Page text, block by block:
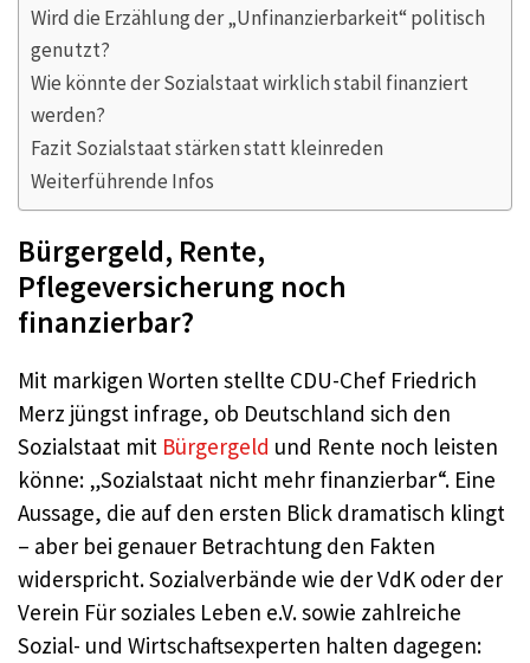
Wird die Erzählung der „Unfinanzierbarkeit“ politisch
genutzt?
Wie könnte der Sozialstaat wirklich stabil finanziert
werden?
Fazit Sozialstaat stärken statt kleinreden
Weiterführende Infos
Bürgergeld, Rente,
Pflegeversicherung noch
finanzierbar?
Mit markigen Worten stellte CDU-Chef Friedrich
Merz jüngst infrage, ob Deutschland sich den
Sozialstaat mit Bürgergeld und Rente noch leisten
könne: „Sozialstaat nicht mehr finanzierbar“. Eine
Aussage, die auf den ersten Blick dramatisch klingt
– aber bei genauer Betrachtung den Fakten
widerspricht. Sozialverbände wie der VdK oder der
Verein Für soziales Leben e.V. sowie zahlreiche
Sozial- und Wirtschaftsexperten halten dagegen: